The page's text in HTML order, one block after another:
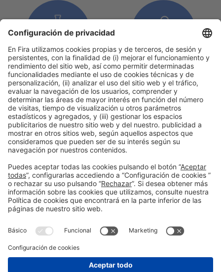
Centros de investigación
I+D y Tech Transfer
Tejido asociativo
y ecosistema
#EXPOQUIMIA2026
en las redes sociales